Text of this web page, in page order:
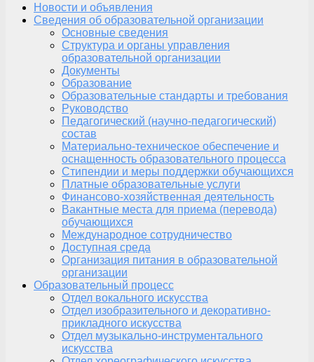
Новости и объявления
Сведения об образовательной организации
Основные сведения
Структура и органы управления
образовательной организации
Документы
Образование
Образовательные стандарты и требования
Руководство
Педагогический (научно-педагогический)
состав
Материально-техническое обеспечение и
оснащенность образовательного процесса
Стипендии и меры поддержки обучающихся
Платные образовательные услуги
Финансово-хозяйственная деятельность
Вакантные места для приема (перевода)
обучающихся
Международное сотрудничество
Доступная среда
Организация питания в образовательной
организации
Образовательный процесс
Отдел вокального искусства
Отдел изобразительного и декоративно-
прикладного искусства
Отдел музыкально-инструментального
искусства